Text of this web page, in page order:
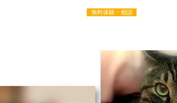
無料体験・相談